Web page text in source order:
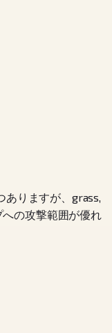
ありますが、grass,
の攻撃範囲が優れ